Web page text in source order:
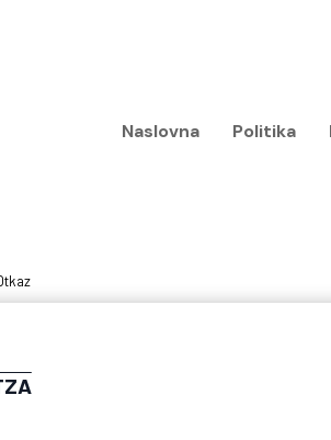
Naslovna Politika